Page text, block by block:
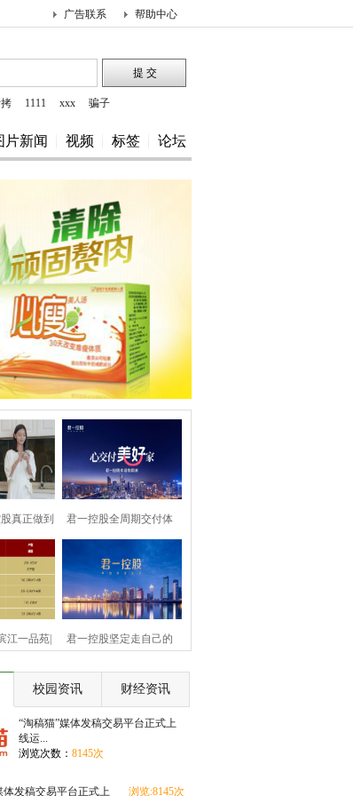
帮助中心
广告联系
1111 xxx 骗子
片新闻 视频 标签 论坛
真正做到 君一控股全周期交付体
系，于细微处诠
江一品苑| 君一控股坚定走自己的
校园资讯 财经资讯
“淘稿猫”媒体发稿交易平台正式上
线运...
浏览次数： 8145次
体发稿交易平台正式上 浏览:8145次